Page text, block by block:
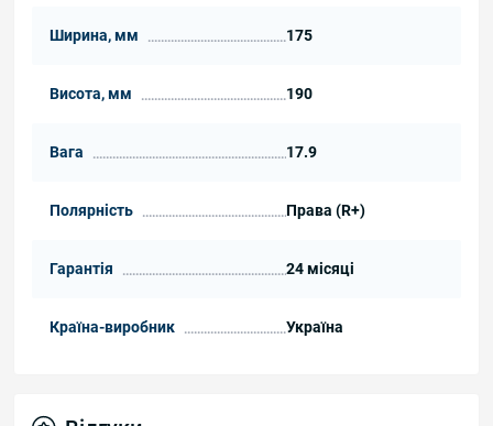
Ширина, мм 175
Висота, мм 190
Вага 17.9
Полярність Права (R+)
Гарантія 24 місяці
Країна-виробник Україна